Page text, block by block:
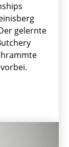
gelernte